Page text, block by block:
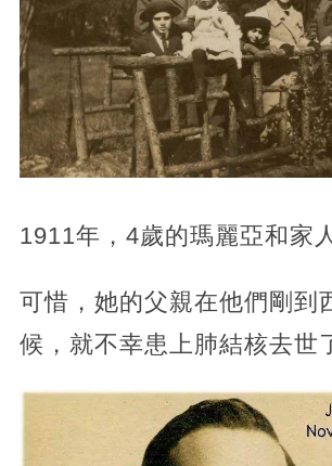
1911年，4歲的瑪麗亞和家
可惜，她的父親在他們剛到
候，就不幸患上肺結核去世